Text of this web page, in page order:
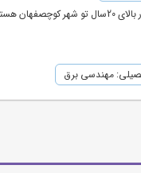
هستم
مهندسی برق